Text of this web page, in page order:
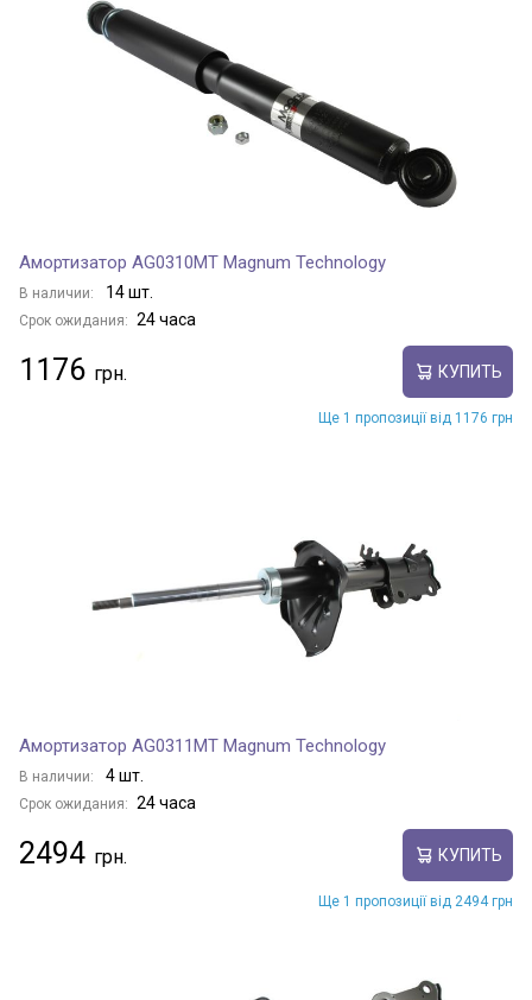
Амортизатор AG0310MT Magnum Technology
В наличии: 14 шт.
Срок ожидания: 24 часа
1176 КУПИТЬ
Ще 1 пропозиції від 1176 грн
Амортизатор AG0311MT Magnum Technology
В наличии: 4 шт.
Срок ожидания: 24 часа
2494 КУПИТЬ
Ще 1 пропозиції від 2494 грн